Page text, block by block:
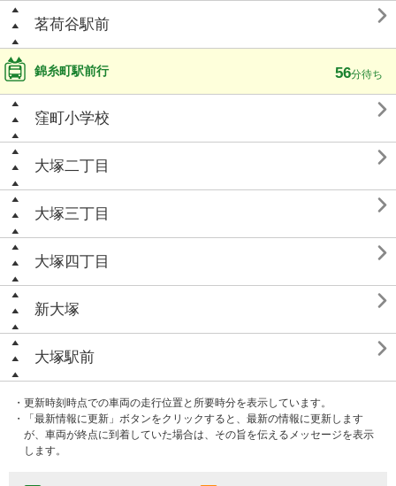
茗荷谷駅前 
錦糸町駅前行 56分待ち
窪町小学校 
大塚二丁目 
大塚三丁目 
大塚四丁目 
新大塚 
大塚駅前 
・更新時刻時点での車両の走行位置と所要時分を表示しています。
・「最新情報に更新」ボタンをクリックすると、最新の情報に更新します
が、車両が終点に到着していた場合は、その旨を伝えるメッセージを表示
します。